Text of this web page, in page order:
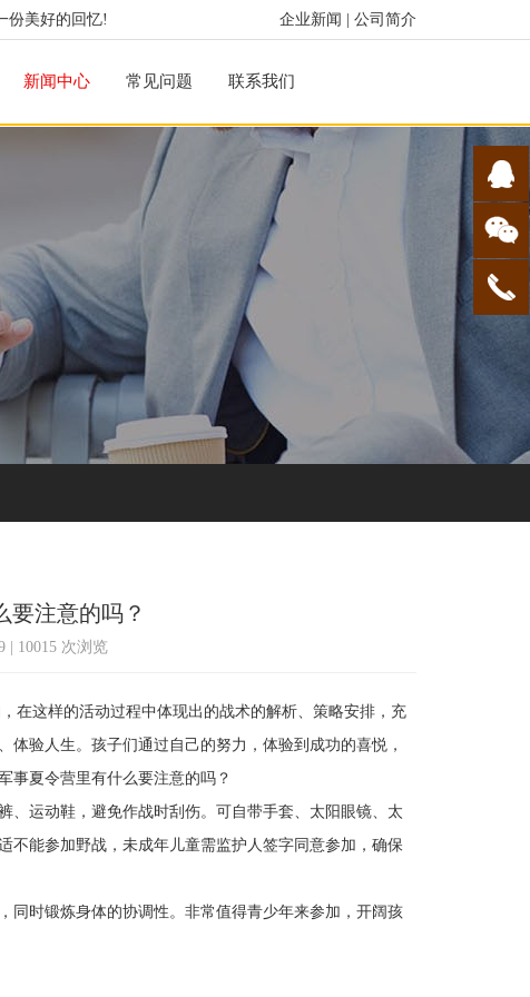
企业新闻 公司简介
份美好的回忆!
新闻中心 常见问题 联系我们
要注意的吗？
| 10015 次浏览
这样的活动过程中体现出的战术的解析、策略安排，充
验人生。孩子们通过自己的努力，体验到成功的喜悦，
事夏令营里有什么要注意的吗？
运动鞋，避免作战时刮伤。可自带手套、太阳眼镜、太
不能参加野战，未成年儿童需监护人签字同意参加，确保
时锻炼身体的协调性。非常值得青少年来参加，开阔孩